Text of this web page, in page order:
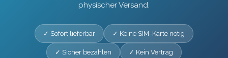
physischer Versand.
✓ Sofort lieferbar ✓ Keine SIM-Karte nötig
✓ Sicher bezahlen ✓ Kein Vertrag